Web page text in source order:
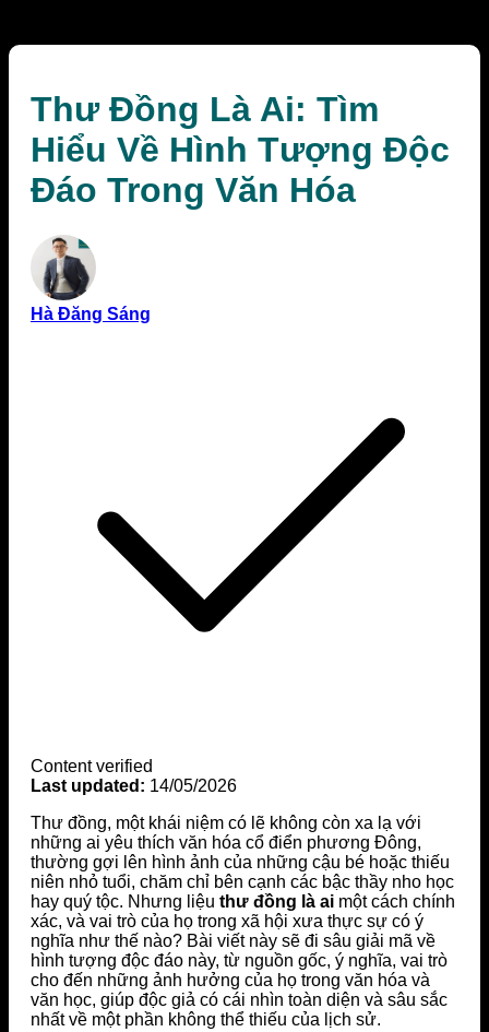
Thư Đồng Là Ai: Tìm
Hiểu Về Hình Tượng Độc
Đáo Trong Văn Hóa
Hà Đăng Sáng
Content verified
Last updated: 14/05/2026
Thư đồng, một khái niệm có lẽ không còn xa lạ với
những ai yêu thích văn hóa cổ điển phương Đông,
thường gợi lên hình ảnh của những cậu bé hoặc thiếu
niên nhỏ tuổi, chăm chỉ bên cạnh các bậc thầy nho học
hay quý tộc. Nhưng liệu thư đồng là ai một cách chính
xác, và vai trò của họ trong xã hội xưa thực sự có ý
nghĩa như thế nào? Bài viết này sẽ đi sâu giải mã về
hình tượng độc đáo này, từ nguồn gốc, ý nghĩa, vai trò
cho đến những ảnh hưởng của họ trong văn hóa và
văn học, giúp độc giả có cái nhìn toàn diện và sâu sắc
nhất về một phần không thể thiếu của lịch sử.